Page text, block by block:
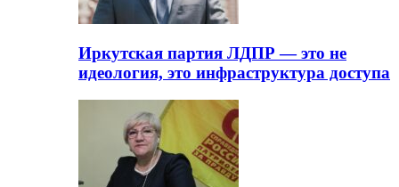
Иркутская партия ЛДПР — это не
идеология, это инфраструктура доступа